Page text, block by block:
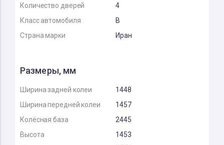
Количество дверей
4
Класс автомобиля
B
Страна марки
Иран
Размеры, мм
Ширина задней колеи
1448
Ширина передней колеи
1457
Колёсная база
2445
Высота
1453